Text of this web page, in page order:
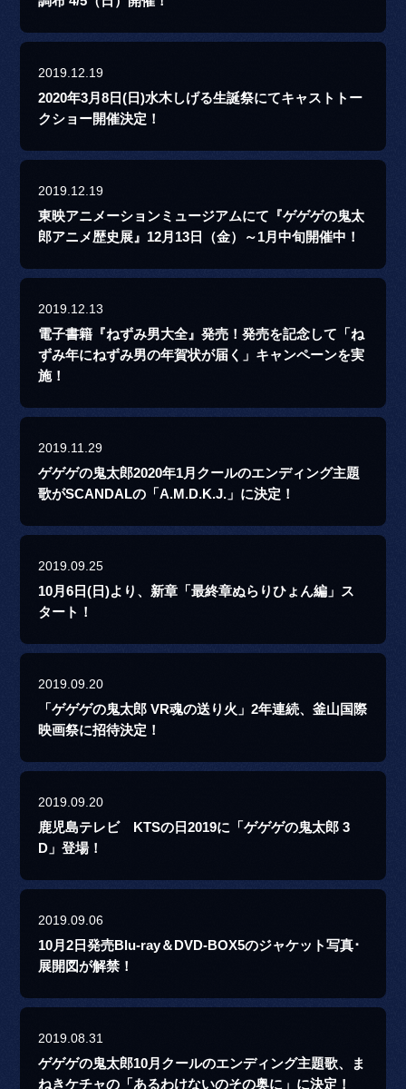
2019.12.19
2020年3月8日(日)水木しげる生誕祭にてキャストトー
クショー開催決定！
2019.12.19
東映アニメーションミュージアムにて『ゲゲゲの鬼太
郎アニメ歴史展』12月13日（金）～1月中旬開催中！
2019.12.13
電子書籍『ねずみ男大全』発売！発売を記念して「ね
ずみ年にねずみ男の年賀状が届く」キャンペーンを実
施！
2019.11.29
ゲゲゲの鬼太郎2020年1月クールのエンディング主題
歌がSCANDALの「A.M.D.K.J.」に決定！
2019.09.25
10月6日(日)より、新章「最終章ぬらりひょん編」ス
タート！
2019.09.20
「ゲゲゲの鬼太郎 VR魂の送り火」2年連続、釜山国際
映画祭に招待決定！
2019.09.20
鹿児島テレビ KTSの日2019に「ゲゲゲの鬼太郎 3
D」登場！
2019.09.06
10月2日発売Blu-ray＆DVD-BOX5のジャケット写真･
展開図が解禁！
2019.08.31
ゲゲゲの鬼太郎10月クールのエンディング主題歌、ま
ねきケチャの「あるわけないのその奥に」に決定！